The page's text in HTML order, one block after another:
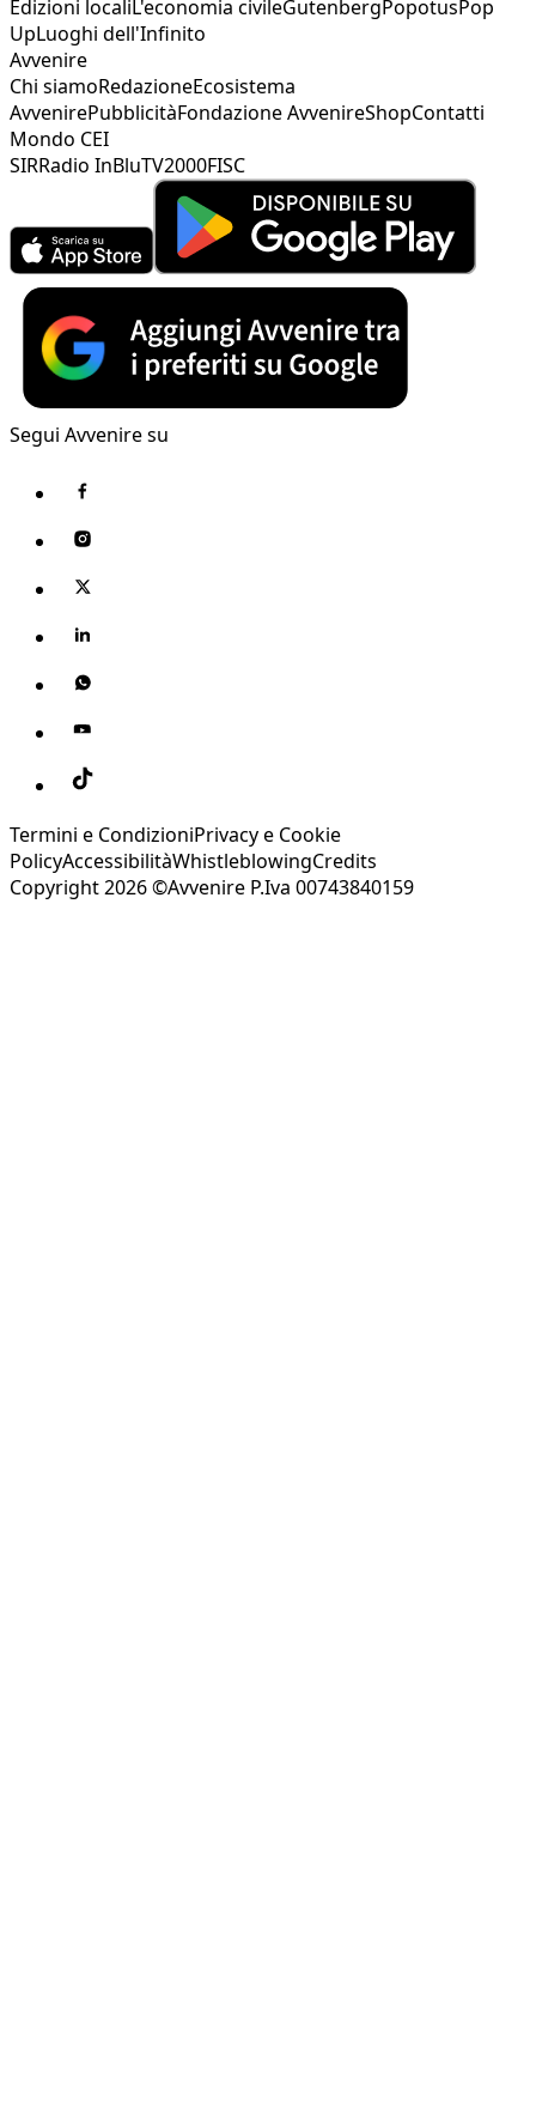
Edizioni localiL'economia civileGutenbergPopotusPop
UpLuoghi dell'Infinito
Avvenire
Chi siamoRedazioneEcosistema
AvvenirePubblicitàFondazione AvvenireShopContatti
Mondo CEI
SIRRadio InBluTV2000FISC
Segui Avvenire su
Termini e CondizioniPrivacy e Cookie
PolicyAccessibilitàWhistleblowingCredits
Copyright 2026 ©Avvenire P.Iva 00743840159